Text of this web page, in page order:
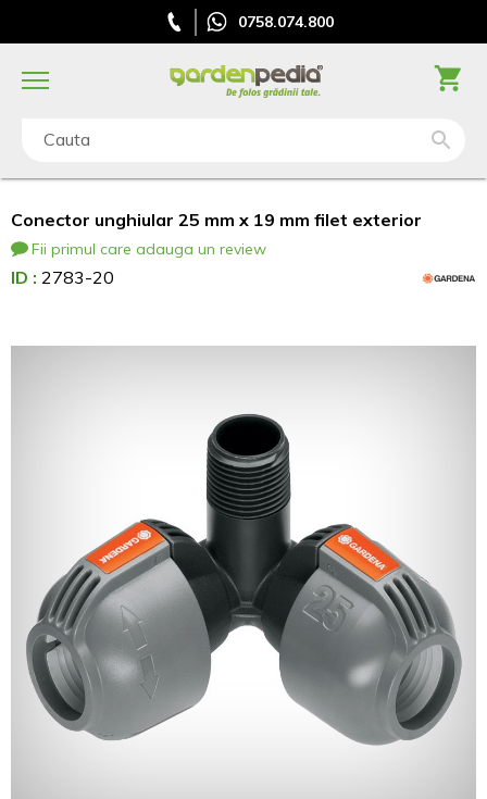
0758.074.800
Cauta
Conector unghiular 25 mm x 19 mm filet exterior
Fii primul care adauga un review
ID : 2783-20